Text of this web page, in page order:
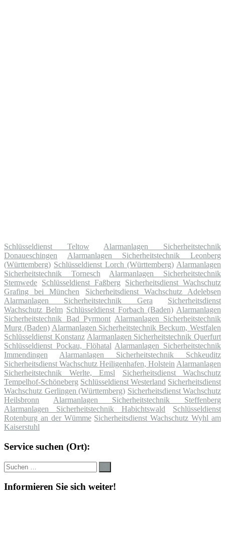
Schlüsseldienst Teltow
Alarmanlagen Sicherheitstechnik
Donaueschingen
Alarmanlagen Sicherheitstechnik Leonberg
(Württemberg) Schlüsseldienst Lorch (Württemberg) Alarmanlagen
Sicherheitstechnik Tornesch
Alarmanlagen Sicherheitstechnik
Stemwede Schlüsseldienst Faßberg
Sicherheitsdienst Wachschutz
Grafing bei München
Sicherheitsdienst Wachschutz Adelebsen
Alarmanlagen Sicherheitstechnik Gera
Sicherheitsdienst
Wachschutz Belm Schlüsseldienst Forbach (Baden) Alarmanlagen
Sicherheitstechnik Bad Pyrmont Alarmanlagen Sicherheitstechnik
Murg (Baden) Alarmanlagen Sicherheitstechnik Beckum, Westfalen
Schlüsseldienst Konstanz Alarmanlagen Sicherheitstechnik Querfurt
Schlüsseldienst Pockau, Flöhatal Alarmanlagen Sicherheitstechnik
Immendingen
Alarmanlagen Sicherheitstechnik Schkeuditz
Sicherheitsdienst Wachschutz Heiligenhafen, Holstein Alarmanlagen
Sicherheitstechnik Werlte, Emsl
Sicherheitsdienst Wachschutz
Tempelhof-Schöneberg Schlüsseldienst Westerland Sicherheitsdienst
Wachschutz Gerlingen (Württemberg) Sicherheitsdienst Wachschutz
Heilsbronn
Alarmanlagen Sicherheitstechnik Steffenberg
Alarmanlagen Sicherheitstechnik Habichtswald
Schlüsseldienst
Rotenburg an der Wümme Sicherheitsdienst Wachschutz Wyhl am
Kaiserstuhl
Service suchen (Ort):
Suche
nach:
Informieren Sie sich weiter!